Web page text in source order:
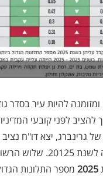
לפני קובעי
גרינברג, יצא דו"ח נציב
במשרד מבקר המדינה לשנת
2025